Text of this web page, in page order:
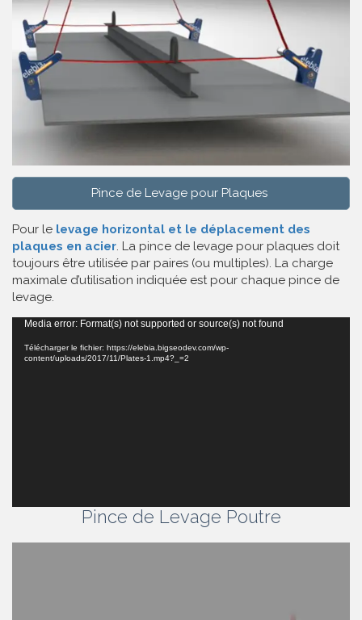
Pince de Levage pour Plaques
Pour le levage horizontal et le déplacement des
plaques en acier. La pince de levage pour plaques doit
toujours être utilisée par paires (ou multiples). La charge
maximale d’utilisation indiquée est pour chaque pince de
levage.
Lecteur
vidéo
Media error: Format(s) not supported or source(s) not found
Télécharger le fichier: https://elebia.bigseodev.com/wp-
content/uploads/2017/11/Plates-1.mp4?_=2
Pince de Levage Poutre